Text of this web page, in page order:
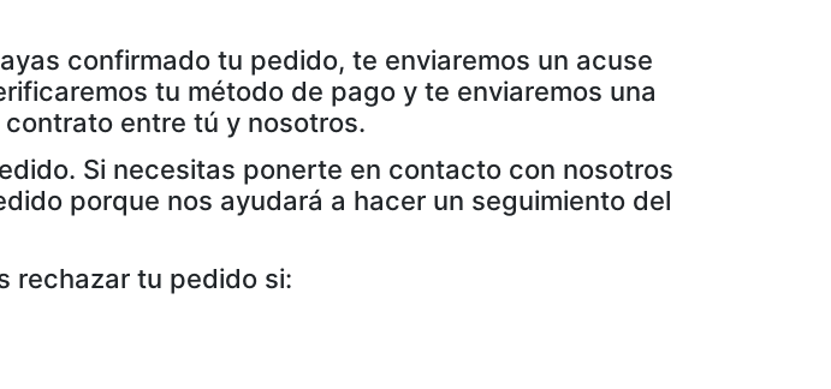
confirmado tu pedido, te enviaremos un acuse
tu método de pago y te enviaremos una
entre tú y nosotros.
Si necesitas ponerte en contacto con nosotros
porque nos ayudará a hacer un seguimiento del
rechazar tu pedido si: